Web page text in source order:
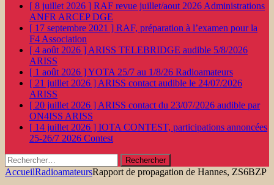
[ 8 juillet 2026 ] RAF revue juillet/aout 2026 Administrations
ANFR ARCEP DGE
[ 17 septembre 2021 ] RAF, préparation à l’examen pour la
F4 Association
[ 4 août 2026 ] ARISS TELEBRIDGE audible 5/8/2026
ARISS
[ 1 août 2026 ]YOTA 25/7 au 1/8/26 Radioamateurs
[ 21 juillet 2026 ] ARISS contact audible le 24/07/2026
ARISS
[ 20 juillet 2026 ] ARISS contact du 23/07/2026 audible par
ON4ISS ARISS
[ 14 juillet 2026 ] IOTA CONTEST, participations annoncées
25-26/7 2026 Contest
Rechercher :
AccueilRadioamateursRapport de propagation de Hannes, ZS6BZP